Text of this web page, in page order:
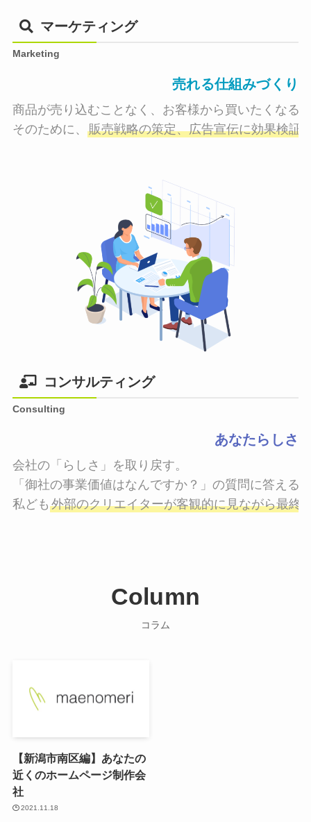
マーケティング
Marketing
売れる仕組みづくり
商品が売り込むことなく、お客様から買いたくなる
そのために、 販売戦略の策定、広告宣伝に効果検証
コンサルティング
Consulting
あなたらしさ
会社の「らしさ」を取り戻す。
「御社の事業価値はなんですか？」の質問に答える
私ども 外部のクリエイターが客観的に見ながら最終
Column
コラム
【新潟市南区編】あなたの
近くのホームページ制作会
社
2021.11.18